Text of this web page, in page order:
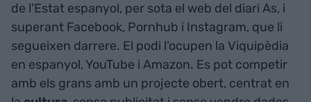
de l’Estat espanyol, per sota el web del diari As, i
superant Facebook, Pornhub i Instagram, que li
segueixen darrere. El podi l’ocupen la Viquipèdia
en espanyol, YouTube i Amazon. Es pot competir
amb els grans amb un projecte obert, centrat en